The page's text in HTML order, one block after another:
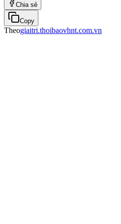
Chia sẻ
Copy
Theogiaitri.thoibaovhnt.com.vn